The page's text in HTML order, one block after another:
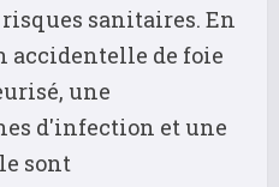
sanitaires. En
accidentelle de foie
une
d'infection et une
sont